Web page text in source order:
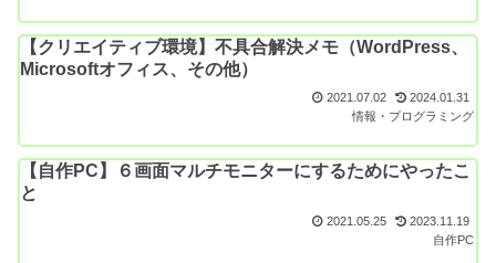
【クリエイティブ環境】不具合解決メモ（WordPress、
Microsoftオフィス、その他）
2021.07.02
2024.01.31
情報・プログラミング
【自作PC】６画面マルチモニターにするためにやったこ
と
2021.05.25
2023.11.19
自作PC